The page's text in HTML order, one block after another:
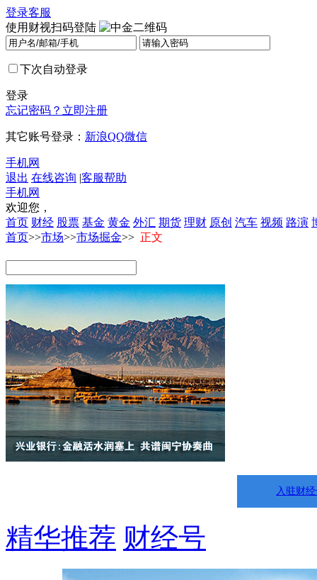
登录客服
使用财视扫码登陆
下次自动登录
登录
忘记密码？ 立即注册
其它账号登录： 新浪QQ微信
手机网
退出 在线咨询 |客服帮助
手机网
欢迎您，
首页 财经 股票 基金 黄金 外汇 期货 理财 原创 汽车 视频 路演
首页>>市场>>市场掘金>> 正文
入驻财
精华推荐 财经号